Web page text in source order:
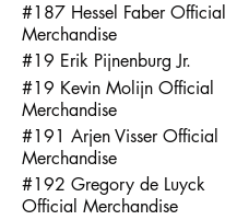
#187 Hessel Faber Official
Merchandise
#19 Erik Pijnenburg Jr.
#19 Kevin Molijn Official
Merchandise
#191 Arjen Visser Official
Merchandise
#192 Gregory de Luyck
Official Merchandise